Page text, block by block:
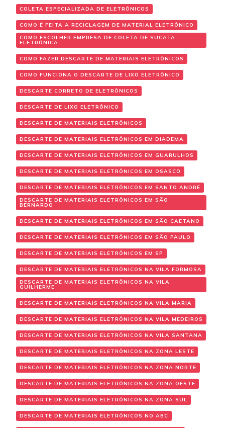
COLETA ESPECIALIZADA DE ELETRÔNICOS
COMO É FEITA A RECICLAGEM DE MATERIAL ELETRÔNICO
COMO ESCOLHER EMPRESA DE COLETA DE SUCATA
ELETRÔNICA
COMO FAZER DESCARTE DE MATERIAIS ELETRÔNICOS
COMO FUNCIONA O DESCARTE DE LIXO ELETRÔNICO
DESCARTE CORRETO DE ELETRÔNICOS
DESCARTE DE LIXO ELETRÔNICO
DESCARTE DE MATERIAIS ELETRÔNICOS
DESCARTE DE MATERIAIS ELETRÔNICOS EM DIADEMA
DESCARTE DE MATERIAIS ELETRÔNICOS EM GUARULHOS
DESCARTE DE MATERIAIS ELETRÔNICOS EM OSASCO
DESCARTE DE MATERIAIS ELETRÔNICOS EM SANTO ANDRÉ
DESCARTE DE MATERIAIS ELETRÔNICOS EM SÃO
BERNARDO
DESCARTE DE MATERIAIS ELETRÔNICOS EM SÃO CAETANO
DESCARTE DE MATERIAIS ELETRÔNICOS EM SÃO PAULO
DESCARTE DE MATERIAIS ELETRÔNICOS EM SP
DESCARTE DE MATERIAIS ELETRÔNICOS NA VILA FORMOSA
DESCARTE DE MATERIAIS ELETRÔNICOS NA VILA
GUILHERME
DESCARTE DE MATERIAIS ELETRÔNICOS NA VILA MARIA
DESCARTE DE MATERIAIS ELETRÔNICOS NA VILA MEDEIROS
DESCARTE DE MATERIAIS ELETRÔNICOS NA VILA SANTANA
DESCARTE DE MATERIAIS ELETRÔNICOS NA ZONA LESTE
DESCARTE DE MATERIAIS ELETRÔNICOS NA ZONA NORTE
DESCARTE DE MATERIAIS ELETRÔNICOS NA ZONA OESTE
DESCARTE DE MATERIAIS ELETRÔNICOS NA ZONA SUL
DESCARTE DE MATERIAIS ELETRÔNICOS NO ABC